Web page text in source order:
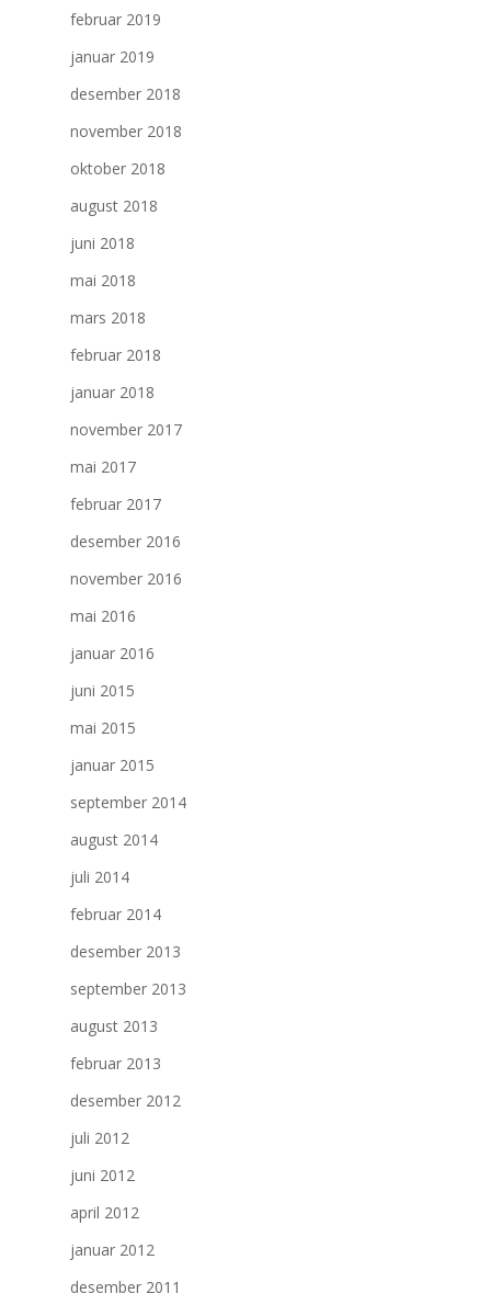
februar 2019
januar 2019
desember 2018
november 2018
oktober 2018
august 2018
juni 2018
mai 2018
mars 2018
februar 2018
januar 2018
november 2017
mai 2017
februar 2017
desember 2016
november 2016
mai 2016
januar 2016
juni 2015
mai 2015
januar 2015
september 2014
august 2014
juli 2014
februar 2014
desember 2013
september 2013
august 2013
februar 2013
desember 2012
juli 2012
juni 2012
april 2012
januar 2012
desember 2011